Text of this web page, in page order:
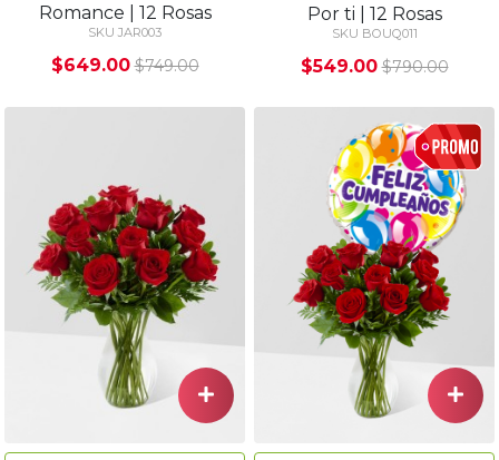
Romance | 12 Rosas
SKU JAR003
$649.00 $749.00
Por ti | 12 Rosas
SKU BOUQ011
$549.00 $790.00